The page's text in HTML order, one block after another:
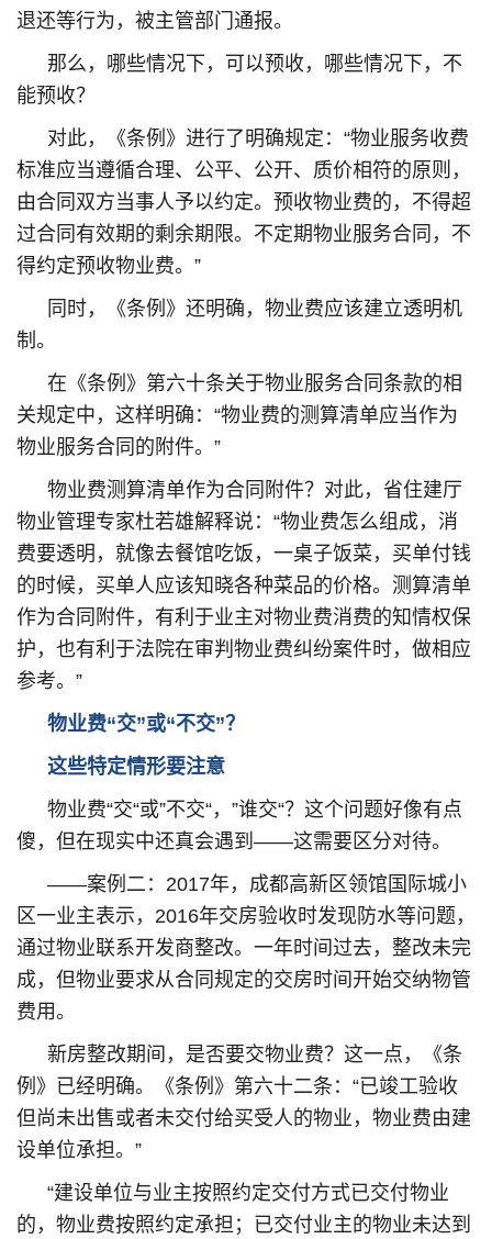
退还等行为，被主管部门通报。
那么，哪些情况下，可以预收，哪些情况下，不
能预收？
对此，《条例》进行了明确规定：“物业服务收费
标准应当遵循合理、公平、公开、质价相符的原则，
由合同双方当事人予以约定。预收物业费的，不得超
过合同有效期的剩余期限。不定期物业服务合同，不
得约定预收物业费。”
同时，《条例》还明确，物业费应该建立透明机
制。
在《条例》第六十条关于物业服务合同条款的相
关规定中，这样明确：“物业费的测算清单应当作为
物业服务合同的附件。”
物业费测算清单作为合同附件？对此，省住建厅
物业管理专家杜若雄解释说：“物业费怎么组成，消
费要透明，就像去餐馆吃饭，一桌子饭菜，买单付钱
的时候，买单人应该知晓各种菜品的价格。测算清单
作为合同附件，有利于业主对物业费消费的知情权保
护，也有利于法院在审判物业费纠纷案件时，做相应
参考。”
物业费“交”或“不交”？
这些特定情形要注意
物业费“交“或”不交“，”谁交“？这个问题好像有点
傻，但在现实中还真会遇到——这需要区分对待。
——案例二：2017年，成都高新区领馆国际城小
区一业主表示，2016年交房验收时发现防水等问题，
通过物业联系开发商整改。一年时间过去，整改未完
成，但物业要求从合同规定的交房时间开始交纳物管
费用。
新房整改期间，是否要交物业费？这一点，《条
例》已经明确。《条例》第六十二条：“已竣工验收
但尚未出售或者未交付给买受人的物业，物业费由建
设单位承担。”
“建设单位与业主按照约定交付方式已交付物业
的，物业费按照约定承担；已交付业主的物业未达到